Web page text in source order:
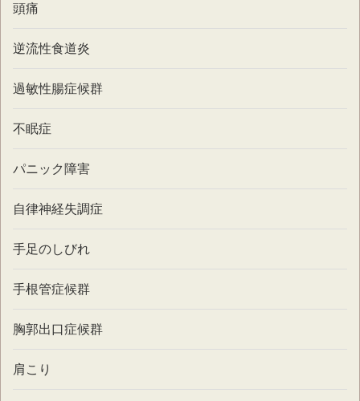
頭痛
逆流性食道炎
過敏性腸症候群
不眠症
パニック障害
自律神経失調症
手足のしびれ
手根管症候群
胸郭出口症候群
肩こり